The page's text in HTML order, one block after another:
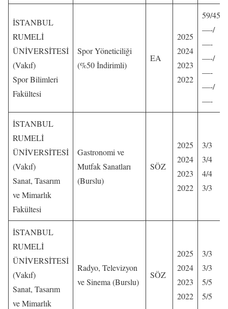
İSTANBUL
RUMELİ
ÜNİVERSİTESİ
(Vakıf)
Spor Bilimleri
Fakültesi
Spor Yöneticiliği
(%50 İndirimli)
EA
2025
2024
2023
2022
59/45
—-/
—-
—-/
—-
—-/
—-
İSTANBUL
RUMELİ
ÜNİVERSİTESİ
(Vakıf)
Sanat, Tasarım
ve Mimarlık
Fakültesi
Gastronomi ve
Mutfak Sanatları
(Burslu)
SÖZ
2025
2024
2023
2022
3/3
3/4
4/4
3/3
İSTANBUL
RUMELİ
ÜNİVERSİTESİ
(Vakıf)
Sanat, Tasarım
ve Mimarlık
Radyo, Televizyon
ve Sinema (Burslu)
SÖZ
2025
2024
2023
2022
3/3
3/3
5/5
5/5